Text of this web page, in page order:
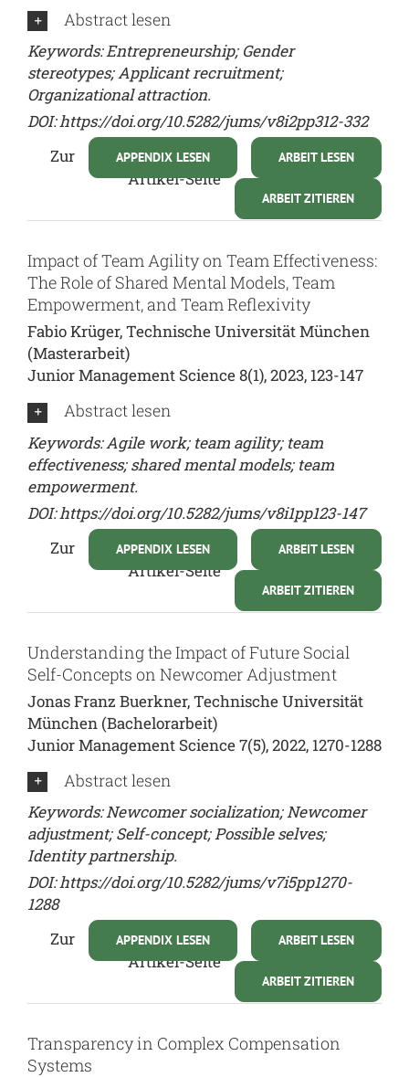
Abstract lesen
Keywords: Entrepreneurship; Gender
stereotypes; Applicant recruitment;
Organizational attraction.
DOI:https://doi.org/10.5282/jums/v8i2pp312-332
ARBEIT LESEN
APPENDIX LESEN
ARBEIT ZITIEREN
Zur
Artikel-Seite
Impact of Team Agility on Team Effectiveness:
The Role of Shared Mental Models, Team
Empowerment, and Team Reflexivity
Fabio Krüger, Technische Universität München
(Masterarbeit)
Junior Management Science 8(1), 2023, 123-147
Abstract lesen
Keywords: Agile work; team agility; team
effectiveness; shared mental models; team
empowerment.
DOI: https://doi.org/10.5282/jums/v8i1pp123-147
ARBEIT LESEN
APPENDIX LESEN
ARBEIT ZITIEREN
Zur
Artikel-Seite
Understanding the Impact of Future Social
Self-Concepts on Newcomer Adjustment
Jonas Franz Buerkner, Technische Universität
München (Bachelorarbeit)
Junior Management Science 7(5), 2022, 1270-1288
Abstract lesen
Keywords: Newcomer socialization; Newcomer
adjustment; Self-concept; Possible selves;
Identity partnership.
DOI: https://doi.org/10.5282/jums/v7i5pp1270-
1288
ARBEIT LESEN
APPENDIX LESEN
ARBEIT ZITIEREN
Zur
Artikel-Seite
Transparency in Complex Compensation
Systems